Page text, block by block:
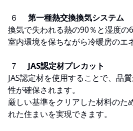
６ 第一種熱交換換気システム
換気で失われる熱の90％と湿度の
室内環境を保ちながら冷暖房のエ
７ JAS認定材プレカット
JAS認定材を使用することで、品
性が確保されます。
厳しい基準をクリアした材料のた
れた住まいを実現できます。